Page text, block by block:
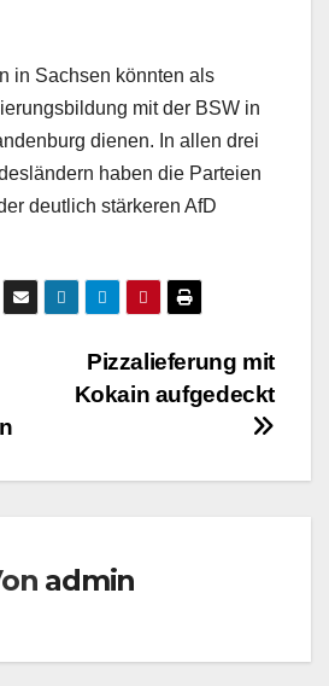
in Sachsen könnten als
mit der BSW in
dienen. In allen drei
haben die Parteien
deutlich stärkeren AfD
Pizzalieferung mit
Kokain aufgedeckt
admin